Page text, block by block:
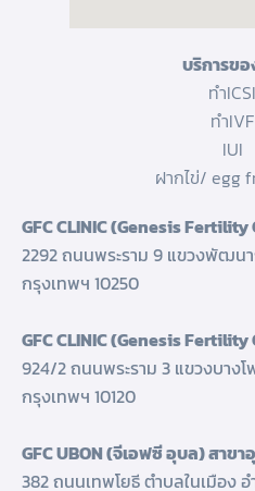
บริการขอ
ทำICSI
ทำIVF
IUI
ฝากไข่/ egg
GFC CLINIC (Genesis
2292 ถนนพระราม 9 แขวงพัฒน
กรุงเทพฯ 10250
GFC CLINIC (Genesis
924/2 ถนนพระราม 3 แขวงบางโ
กรุงเทพฯ 10120
GFC UBON (จีเอฟซี อุบล) สาขา
382 ถนนเทพโยธี ตำบลในเมือง